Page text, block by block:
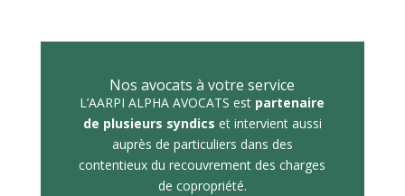
Nos avocats à votre service
L’AARPI ALPHA AVOCATS est partenaire
de plusieurs syndics et intervient aussi
auprès de particuliers dans des
contentieux du recouvrement des charges
de copropriété.